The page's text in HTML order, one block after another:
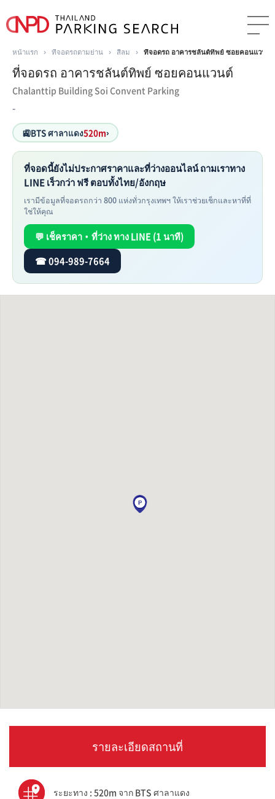
หน้าแรก › ที่จอดรถตามย่าน › สีลม › ที่จอดรถ อาคารชลันต์ทิพย์ ซอยคอนแวนต์
ที่จอดรถ อาคารชลันต์ทิพย์ ซอยคอนแวนต์
Chalanttip Building Soi Convent Parking
-
🚉BTS ศาลาแดง520m›
ที่จอดนี้ยังไม่ประกาศราคาและที่ว่างออนไลน์ ถามเราทาง
LINE เร็วกว่า ฟรี ตอบทั้งไทย/อังกฤษ
เรามีข้อมูลที่จอดรถกว่า 800 แห่งทั่วกรุงเทพฯ ให้เราช่วยเช็กและหาที่ที่
ใช่ให้คุณ
💬 เช็คราคา・ที่ว่าง ทาง LINE (1 นาที)
☎ 094-989-7664
รายละเอียดสถานที่
ระยะทาง : 520m จาก BTS ศาลาแดง